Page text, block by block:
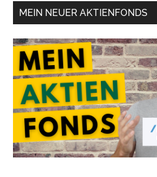
MEIN NEUER AKTIENFONDS